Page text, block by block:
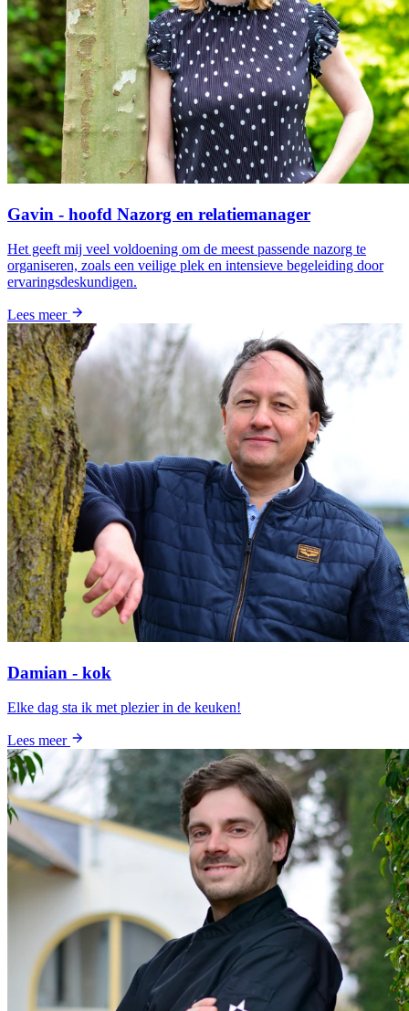
Gavin - hoofd Nazorg en relatiemanager
Het geeft mij veel voldoening om de meest passende nazorg te
organiseren, zoals een veilige plek en intensieve begeleiding door
ervaringsdeskundigen.
Lees meer
Damian - kok
Elke dag sta ik met plezier in de keuken!
Lees meer